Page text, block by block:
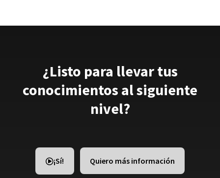
¿Listo para llevar tus
conocimientos al siguiente
nivel?
¡Sí! Quiero más información